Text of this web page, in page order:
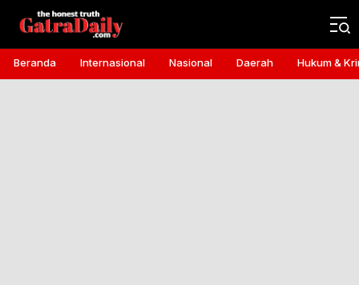
Gatra Daily
the honest truth
Beranda Internasional Nasional Daerah Hukum &